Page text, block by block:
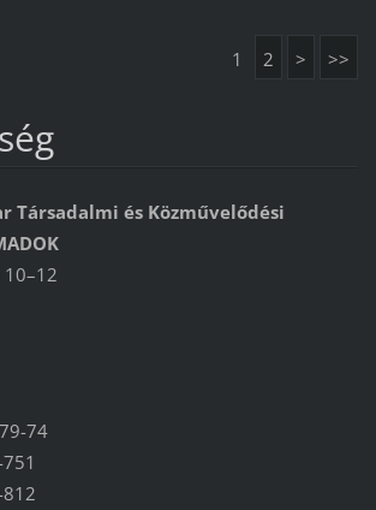
1 2 > >>
Társadalmi és Közművelődési
10–12
74